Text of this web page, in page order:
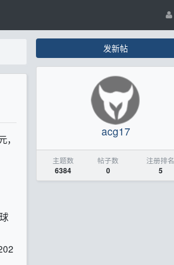
发新帖
acg17
主题数
6384
帖子数
0
注册排名
5